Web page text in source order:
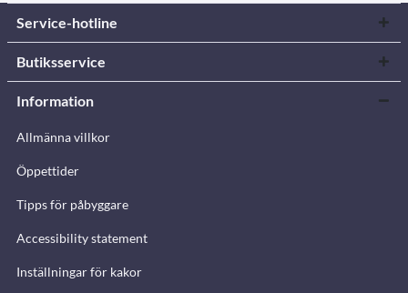
Service-hotline
Butiksservice
Information
Allmänna villkor
Öppettider
Tipps för påbyggare
Accessibility statement
Inställningar för kakor